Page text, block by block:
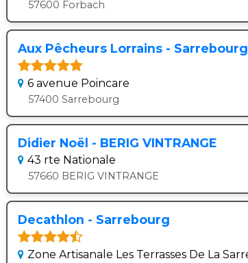
57600 Forbach
Aux Pêcheurs Lorrains - Sarrebourg
6 avenue Poincare
57400 Sarrebourg
Didier Noël - BERIG VINTRANGE
43 rte Nationale
57660 BERIG VINTRANGE
Decathlon - Sarrebourg
Zone Artisanale Les Terrasses De La